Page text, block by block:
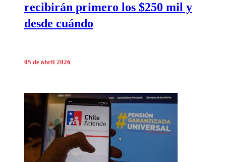
recibirán primero los $250 mil y
desde cuándo
05 de abril 2026